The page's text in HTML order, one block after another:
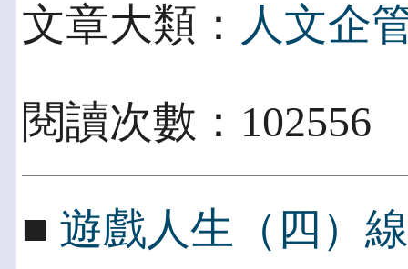
文章大類： 人文企
閱讀次數：
■ 遊戲人生（四）